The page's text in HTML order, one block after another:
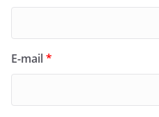
E-mail*